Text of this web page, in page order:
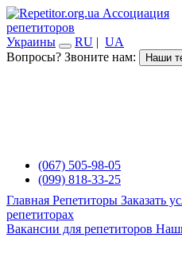
Ассоциация
репетиторов
Украины
RU | UA
Вопросы? Звоните нам:
Наши
(067) 505-98-05
(099) 818-33-25
Главная Репетиторы Заказать
репетиторах
Вакансии для репетиторов